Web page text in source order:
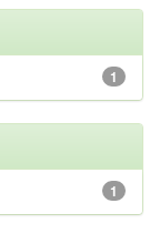
1
1